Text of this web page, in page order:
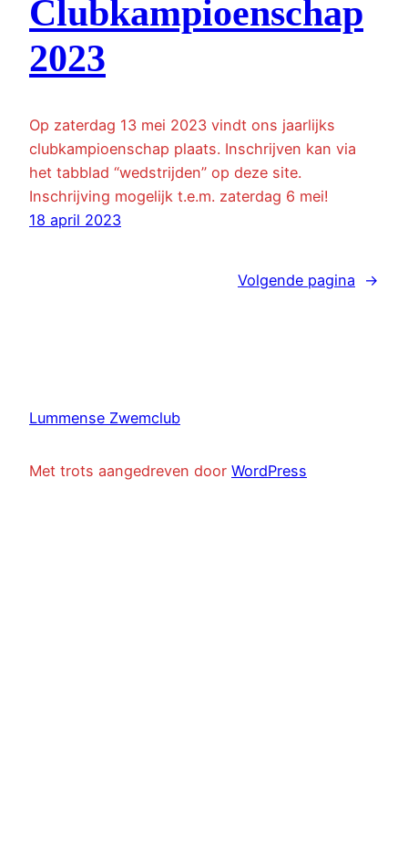
Clubkampioenschap
2023
Op zaterdag 13 mei 2023 vindt ons jaarlijks
clubkampioenschap plaats. Inschrijven kan via
het tabblad “wedstrijden” op deze site.
Inschrijving mogelijk t.e.m. zaterdag 6 mei!
18 april 2023
Volgende pagina →
Lummense Zwemclub
Met trots aangedreven door WordPress